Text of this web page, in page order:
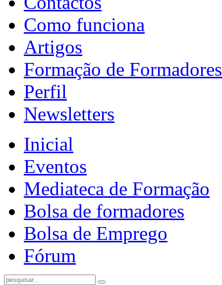
Como funciona
Artigos
Formação de Formadores
Perfil
Newsletters
Inicial
Eventos
Mediateca de Formação
Bolsa de formadores
Bolsa de Emprego
Fórum